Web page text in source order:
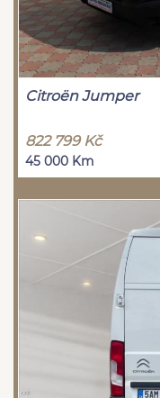
Citroën Jumper
822 799 Kč
45 000 Km